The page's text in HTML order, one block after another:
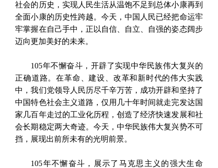
社会的历史，实现人民生活从温饱不足到总体小康再到
全面小康的历史性跨越。今天，中国人民已经把命运牢
牢掌握在自己手中，正以自信、自立、自强的姿态阔步
迈向更加美好的未来。
105年不懈奋斗，开辟了实现中华民族伟大复兴的
正确道路。在革命、建设、改革和新时代的伟大实践
中，我们党领导人民历尽千辛万苦，成功开辟和坚持了
中国特色社会主义道路，仅用几十年时间就走完发达国
家几百年走过的工业化历程，创造了经济快速发展和社
会长期稳定两大奇迹。今天，中华民族伟大复兴势不可
挡，展现出前所未有的光明前景。
105年不懈奋斗，展示了马克思主义的强大生命